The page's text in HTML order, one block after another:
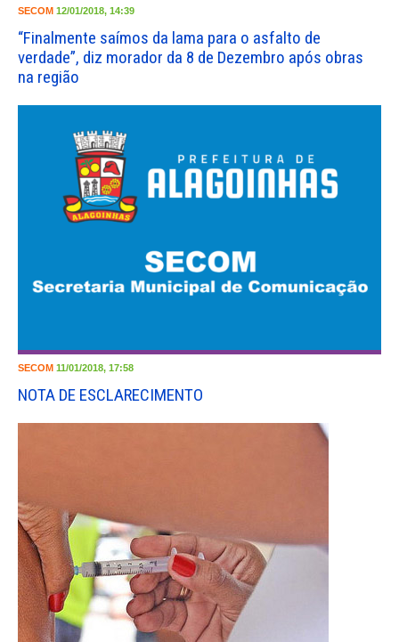
SECOM 12/01/2018, 14:39
“Finalmente saímos da lama para o asfalto de
verdade”, diz morador da 8 de Dezembro após obras
na região
SECOM 11/01/2018, 17:58
NOTA DE ESCLARECIMENTO